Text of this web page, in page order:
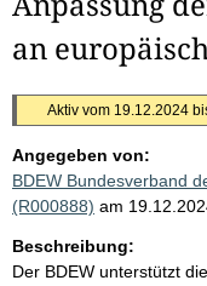
an
Aktiv vom 19.12.2024
Angegeben von:
BDEW Bundesverband
(R000888) am
Beschreibung:
Der BDEW unterstützt